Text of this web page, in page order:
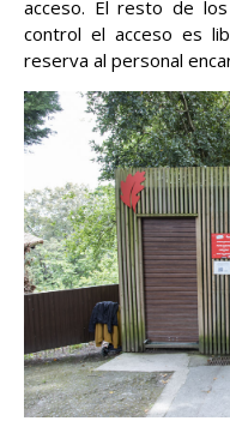
acceso. El resto de
control el acceso es
reserva al personal